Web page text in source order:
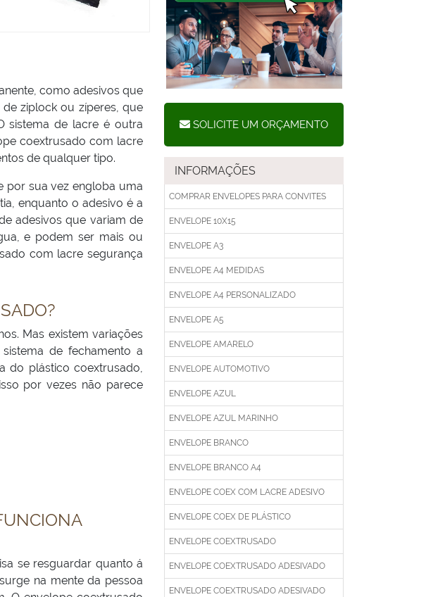
como adesivos que
ziplock ou zíperes, que
sistema de lacre é outra
coextrusado com lacre
de qualquer tipo.
por sua vez engloba uma
enquanto o adesivo é a
adesivos que variam de
e podem ser mais ou
com lacre segurança
Mas existem variações
de fechamento a
do plástico coextrusado,
por vezes não parece
se resguardar quanto á
na mente da pessoa
SOLICITE UM ORÇAMENTO
INFORMAÇÕES
COMPRAR ENVELOPES PARA CONVITES
ENVELOPE 10X15
ENVELOPE A3
ENVELOPE A4 MEDIDAS
ENVELOPE A4 PERSONALIZADO
ENVELOPE A5
ENVELOPE AMARELO
ENVELOPE AUTOMOTIVO
ENVELOPE AZUL
ENVELOPE AZUL MARINHO
ENVELOPE BRANCO
ENVELOPE BRANCO A4
ENVELOPE COEX COM LACRE ADESIVO
ENVELOPE COEX DE PLÁSTICO
ENVELOPE COEXTRUSADO
ENVELOPE COEXTRUSADO ADESIVADO
ENVELOPE COEXTRUSADO ADESIVADO